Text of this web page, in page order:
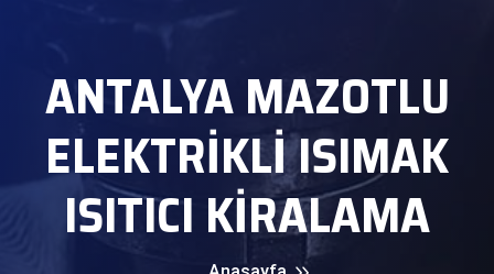
ANTALYA MAZOTLU
ELEKTRIKLI ISIMAK
ISITICI KIRALAMA